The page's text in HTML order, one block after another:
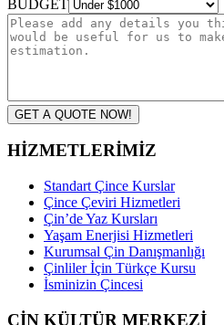
BUDGET
GET A QUOTE NOW!
HİZMETLERİMİZ
Standart Çince Kurslar
Çince Çeviri Hizmetleri
Çin’de Yaz Kursları
Yaşam Enerjisi Hizmetleri
Kurumsal Çin Danışmanlığı
Çinliler İçin Türkçe Kursu
İsminizin Çincesi
ÇİN KÜLTÜR MERKEZİ